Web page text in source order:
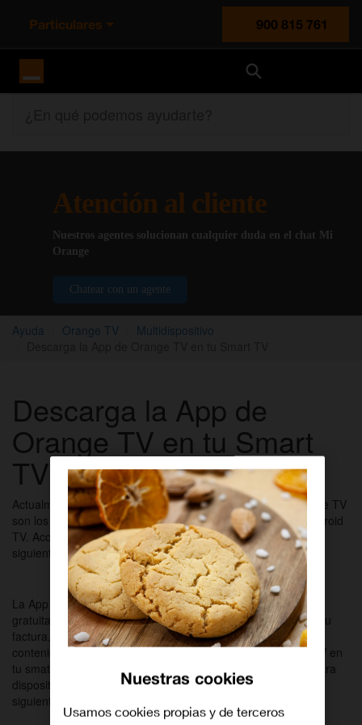
Particulares
900 815 761
Atención al cliente
Nuestros agentes solucionan cualquier duda en el chat Mi
Orange
Chatear con un agente
Ayuda Orange TV
Multidispositivo
Descarga la App de
Orange TV en tu Smart
TV
Actualmente, los Smart TV compatibles con la App de Orange TV
son los fabricados por Samsung, LG y Sony con sistema Android
TV. Accede al detalle actualizado de modelos pulsando en el
siguiente botón.
VER MODELOS COMPATIBLES
La App de Orange TV para tu Smart TV es completamente
gratuita y su descarga no supone ningún cargo adicional en tu
factura, salvo el generado por el alquiler de películas u otros
contenidos de pago. También puedes disfrutar de Orange TV en
tu smatrphone o tablet descargando la App de Orange TV para
dispositivos móviles. Consulta cómo hacerlo pulsando en el
siguiente botón.
Nuestras cookies
Usamos cookies propias y de terceros